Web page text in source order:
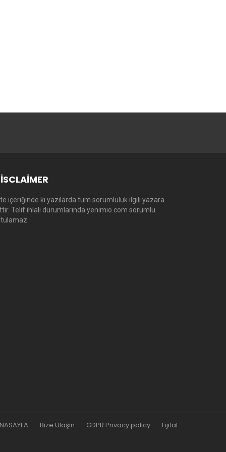
içeriğinde ki yazılarda tüm sorumluluk ilgili yazara
Telif ihlali durumlarında yenimio.com sorumlu
Bize Ulaşın GDPR Privacy policy Fijital